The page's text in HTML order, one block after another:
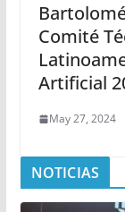
Comité
Artificial
May 27, 2024
NOTICIAS